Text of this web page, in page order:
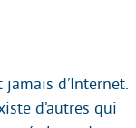
d’Internet.
d’autres qui